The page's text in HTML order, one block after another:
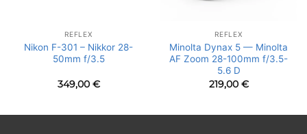
REFLEX
Nikon F-301 – Nikkor 28-
50mm f/3.5
349,00 €
REFLEX
Minolta Dynax 5 — Minolta
AF Zoom 28-100mm f/3.5-
5.6 D
219,00 €